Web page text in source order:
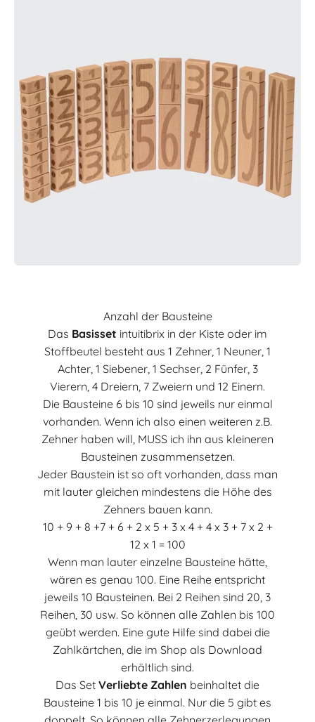
Anzahl der Bausteine
Das Basisset intuitibrix in der Kiste oder im
Stoffbeutel besteht aus 1 Zehner, 1 Neuner, 1
Achter, 1 Siebener, 1 Sechser, 2 Fünfer, 3
Vierern, 4 Dreiern, 7 Zweiern und 12 Einern.
Die Bausteine 6 bis 10 sind jeweils nur einmal
vorhanden. Wenn ich also einen weiteren z.B.
Zehner haben will, MUSS ich ihn aus kleineren
Bausteinen zusammensetzen.
Jeder Baustein ist so oft vorhanden, dass man
mit lauter gleichen mindestens die Höhe des
Zehners bauen kann.
10 + 9 + 8 +7 + 6 + 2 x 5 + 3 x 4 + 4 x 3 + 7 x 2 +
12 x 1 = 100
Wenn man lauter einzelne Bausteine hätte,
wären es genau 100. Eine Reihe entspricht
jeweils 10 Bausteinen. Bei 2 Reihen sind 20, 3
Reihen, 30 usw. So können alle Zahlen bis 100
geübt werden. Eine gute Hilfe sind dabei die
Zahlkärtchen, die im Shop als Download
erhältlich sind.
Das Set Verliebte Zahlen beinhaltet die
Bausteine 1 bis 10 je einmal. Nur die 5 gibt es